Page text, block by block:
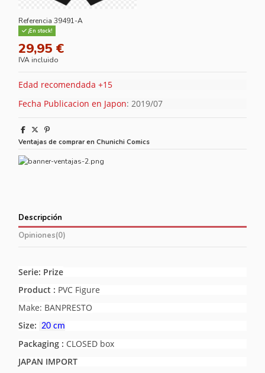
Referencia 39491-A
¡En stock!
29,95 €
IVA incluido
Edad recomendada +15
Fecha Publicacion en Japon: 2019/07
Ventajas de comprar en Chunichi Comics
Descripción
Opiniones(0)
Serie: Prize
Product : PVC Figure
Make: BANPRESTO
Size: 20 cm
Packaging : CLOSED box
JAPAN IMPORT